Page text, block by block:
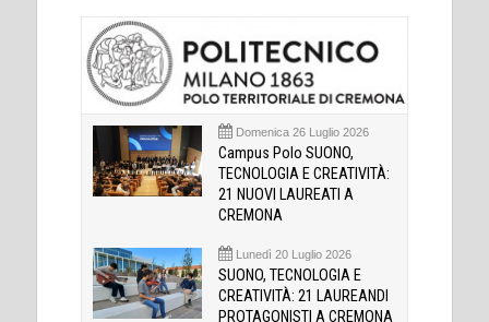
Domenica 26 Luglio 2026
Campus Polo SUONO,
TECNOLOGIA E CREATIVITÀ:
21 NUOVI LAUREATI A
CREMONA
Lunedì 20 Luglio 2026
SUONO, TECNOLOGIA E
CREATIVITÀ: 21 LAUREANDI
PROTAGONISTI A CREMONA